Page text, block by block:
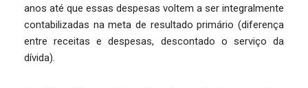
anos até que essas despesas voltem a ser integralmente
contabilizadas na meta de resultado primário (diferença
entre receitas e despesas, descontado o serviço da
dívida).